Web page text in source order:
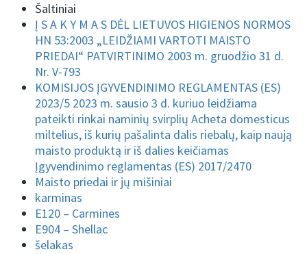
Šaltiniai
Į S A K Y M A S DĖL LIETUVOS HIGIENOS NORMOS
HN 53:2003 „LEIDŽIAMI VARTOTI MAISTO
PRIEDAI“ PATVIRTINIMO 2003 m. gruodžio 31 d.
Nr. V-793
KOMISIJOS ĮGYVENDINIMO REGLAMENTAS (ES)
2023/5 2023 m. sausio 3 d. kuriuo leidžiama
pateikti rinkai naminių svirplių Acheta domesticus
miltelius, iš kurių pašalinta dalis riebalų, kaip naują
maisto produktą ir iš dalies keičiamas
Įgyvendinimo reglamentas (ES) 2017/2470
Maisto priedai ir jų mišiniai
karminas
E120 – Carmines
E904 – Shellac
šelakas